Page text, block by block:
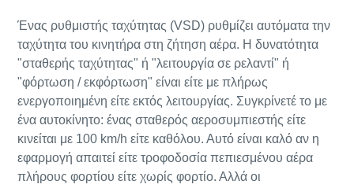
Ένας ρυθμιστής ταχύτητας (VSD) ρυθμίζει αυτόματα την
ταχύτητα του κινητήρα στη ζήτηση αέρα. Η δυνατότητα
"σταθερής ταχύτητας" ή "λειτουργία σε ρελαντί" ή
"φόρτωση / εκφόρτωση" είναι είτε με πλήρως
ενεργοποιημένη είτε εκτός λειτουργίας. Συγκρίνετέ το με
ένα αυτοκίνητο: ένας σταθερός αεροσυμπιεστής είτε
κινείται με 100 km/h είτε καθόλου. Αυτό είναι καλό αν η
εφαρμογή απαιτεί είτε τροφοδοσία πεπιεσμένου αέρα
πλήρους φορτίου είτε χωρίς φορτίο. Αλλά οι